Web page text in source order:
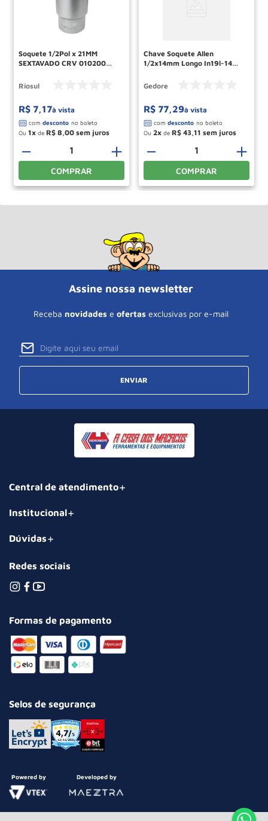
Soquete 1/2Pol x 21MM
SEXTAVADO CRV 010200
Riosul
R$ 7,17à vista
Ou 1 de R$ 8 00
＋
－
COMPRAR
Chave Soquete Allen
1/2x14mm Longo In19l-14
Gedore
R$ 77,29à vista
Ou 2 de R$ 43 11
＋
－
COMPRAR
Assine nossa newsletter
Receba novidades e ofertas exclusivas por e-mail
ENVIAR
Central de atendimento
Institucional
Dúvidas
Redes sociais
Formas de pagamento
Selos de segurança
Powered by Developed by